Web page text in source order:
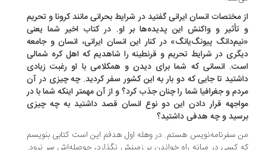
مختصات انسان ایرانی گفتید در شرایط بحرانی مانند کرونا و تحریم
تأثیر و واکنش این پدیده‌ها بر او. در کتاب اخیر شما یعنی
پیونگ‌یانگ» در کنار این انسان ایرانی، انسان و جامعه
در شرایط تحریم و قرنطینه را شاهدیم که اهل کره شمالی
انسانی که شما برای دیدن و همکلامی با او رغبت زیادی
تا جایی که دو بار به این کشور سفر کردید. چه چیزی در آن
و جغرافیا شما را چنان جذب کرد؟ و از آن مهمتر اینکه شما با در
قرار دادن این دو نوع انسان قصد داشتید به چه چیزی
و چه هدفی داشتید؟
سفرنامه‌نویس هستم. در وهله اول هدفم این است کتابی بنویسم